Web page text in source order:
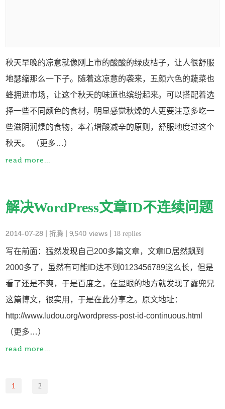
秋天早晚的凉意就像刚上市的酸酸的绿皮桔子，让人很舒服
地瑟缩那么一下子。随着这凉意的袭来，五颜六色的蔬菜也
蜂拥进市场，让这个秋天的味道也缤纷起来。可以搭配着选
择一些不同颜色的食材，明显感觉秋燥的人更要注意多吃一
些滋阴润燥的食物，本着增酸减辛的原则，舒服地度过这个
秋天。 （更多…）
read more...
解决WordPress文章ID不连续问题
2014-07-28 |折腾 | 9,540 views | 18 replies
写在前面：猛然发现自己200多篇文章，文章ID居然飙到
2000多了，虽然有可能ID达不到0123456789这么长，但是
看了还是不爽，于是百度之，在显眼的地方就发现了露兜兄
这篇博文，很实用，于是在此分享之。原文地址：
http://www.ludou.org/wordpress-post-id-continuous.html
（更多…）
read more...
1 2